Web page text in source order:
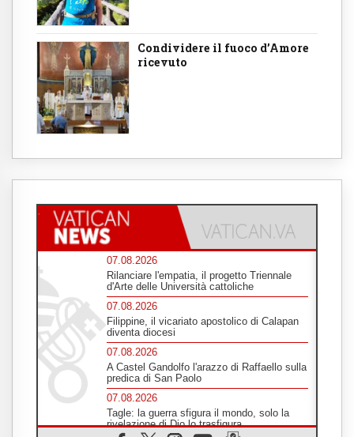
Condividere il fuoco d’Amore
ricevuto
07.08.2026
Rilanciare l'empatia, il progetto Triennale
d'Arte delle Università cattoliche
07.08.2026
Filippine, il vicariato apostolico di Calapan
diventa diocesi
07.08.2026
A Castel Gandolfo l'arazzo di Raffaello sulla
predica di San Paolo
07.08.2026
Tagle: la guerra sfigura il mondo, solo la
rivelazione di Dio lo trasfigura